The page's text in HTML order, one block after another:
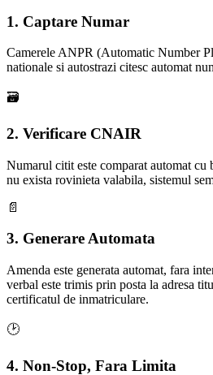
1. Captare Numar
Camerele ANPR (Automatic Number
nationale si autostrazi citesc automat
🗃
2. Verificare CNAIR
Numarul citit este comparat automat
nu exista rovinieta valabila, sistemul
📄
3. Generare Automata
Amenda este generata automat, fara
verbal este trimis prin posta la adresa
certificatul de inmatriculare.
🕑
4. Non-Stop, Fara Limita